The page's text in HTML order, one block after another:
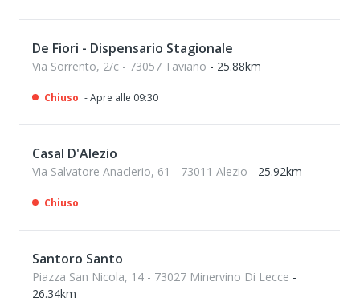
De Fiori - Dispensario Stagionale
Via Sorrento, 2/c - 73057 Taviano - 25.88km
Chiuso - Apre alle 09:30
Casal D'Alezio
Via Salvatore Anaclerio, 61 - 73011 Alezio - 25.92km
Chiuso
Santoro Santo
Piazza San Nicola, 14 - 73027 Minervino Di Lecce -
26.34km